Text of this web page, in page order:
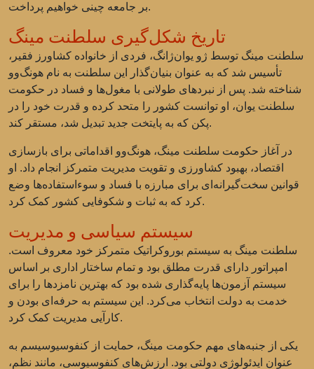
بر جامعه چینی خواهیم پرداخت.
تاریخ شکل‌گیری سلطنت مینگ
سلطنت مینگ توسط ژو یوان‌ژانگ، فردی از خانواده کشاورز فقیر،
تأسیس شد که به عنوان بنیان‌گذار این سلطنت به نام هونگ‌وو
شناخته شد. پس از نبردهای طولانی با مغول‌ها و فساد در حکومت
سلطنت یوان، او توانست کشور را متحد کرده و قدرت خود را در
پکن که به پایتخت جدید تبدیل شد، مستقر کند.
در آغاز حکومت سلطنت مینگ، هونگ‌وو اقداماتی برای بازسازی
اقتصاد، بهبود کشاورزی و تقویت مدیریت متمرکز انجام داد. او
قوانین سخت‌گیرانه‌ای برای مبارزه با فساد و سوءاستفاده‌ها وضع
کرد که به ثبات و شکوفایی کشور کمک کرد.
سیستم سیاسی و مدیریت
سلطنت مینگ به سیستم بوروکراتیک متمرکز خود معروف است.
امپراتور دارای قدرت مطلق بود و تمام ساختار اداری بر اساس
سیستم آزمون‌ها پایه‌گذاری شده بود که بهترین نامزدها را برای
خدمت به دولت انتخاب می‌کرد. این سیستم به حرفه‌ای بودن و
کارآیی مدیریت کمک کرد.
یکی از جنبه‌های مهم حکومت مینگ، حمایت از کنفوسیوسیسم به
عنوان ایدئولوژی دولتی بود. ارزش‌های کنفوسیوسی، مانند نظم،